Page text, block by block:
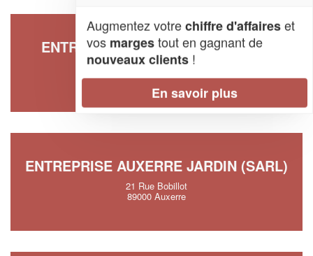
ENTREPRISE ONDONGO ADELAIN
27 Rue Gerot
89000 Auxerre
ENTREPRISE AUXERRE JARDIN (SARL)
21 Rue Bobillot
89000 Auxerre
Augmentez votrechiffre d'affaireset
vos margestout en gagnant de
nouveaux clients !
En savoir plus